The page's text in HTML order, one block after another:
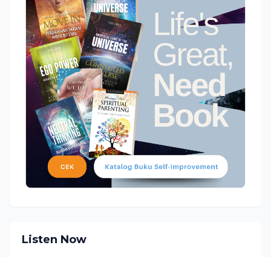
Listen Now